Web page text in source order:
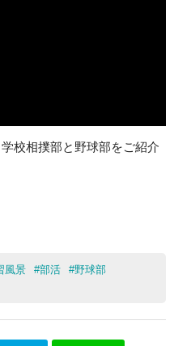
校相撲部と野球部をご紹介
風景 #部活 #野球部